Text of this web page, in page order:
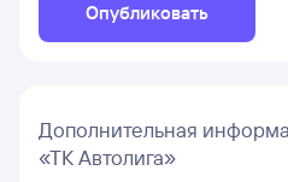
Опубликовать
Дополнительная
«ТК Автолига»